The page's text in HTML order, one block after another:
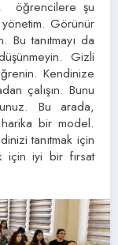
öğrencilere şu
yönetim. Görünür
Bu tanıtmayı da
Gizli
Kendinize
çalışın. Bunu
Bu arada,
bir model.
tanıtmak için
için iyi bir fırsat